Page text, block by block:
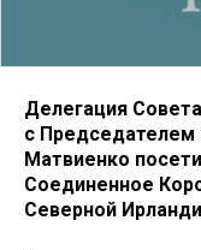
Делегация
с Председателем
Матвиенко
Соединенное
Северной